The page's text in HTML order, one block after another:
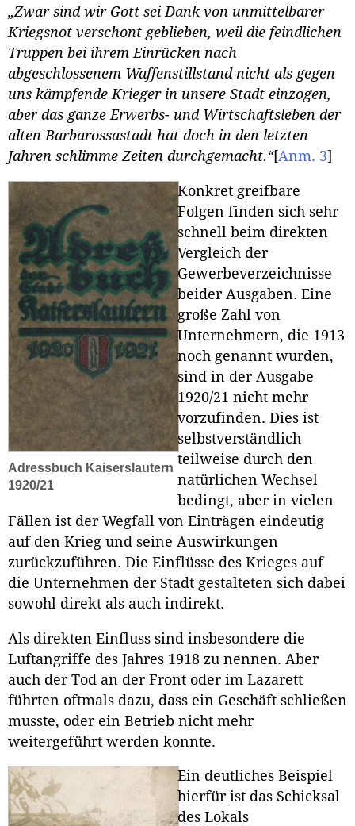
„Zwar sind wir Gott sei Dank von unmittelbarer
Kriegsnot verschont geblieben, weil die feindlichen
Truppen bei ihrem Einrücken nach
abgeschlossenem Waffenstillstand nicht als gegen
uns kämpfende Krieger in unsere Stadt einzogen,
aber das ganze Erwerbs- und Wirtschaftsleben der
alten Barbarossastadt hat doch in den letzten
Jahren schlimme Zeiten durchgemacht.“[Anm. 3]
Adressbuch Kaiserslautern
1920/21
Konkret greifbare
Folgen finden sich sehr
schnell beim direkten
Vergleich der
Gewerbeverzeichnisse
beider Ausgaben. Eine
große Zahl von
Unternehmern, die 1913
noch genannt wurden,
sind in der Ausgabe
1920/21 nicht mehr
vorzufinden. Dies ist
selbstverständlich
teilweise durch den
natürlichen Wechsel
bedingt, aber in vielen
Fällen ist der Wegfall von Einträgen eindeutig
auf den Krieg und seine Auswirkungen
zurückzuführen. Die Einflüsse des Krieges auf
die Unternehmen der Stadt gestalteten sich dabei
sowohl direkt als auch indirekt.
Als direkten Einfluss sind insbesondere die
Luftangriffe des Jahres 1918 zu nennen. Aber
auch der Tod an der Front oder im Lazarett
führten oftmals dazu, dass ein Geschäft schließen
musste, oder ein Betrieb nicht mehr
weitergeführt werden konnte.
Ein deutliches Beispiel
hierfür ist das Schicksal
des Lokals